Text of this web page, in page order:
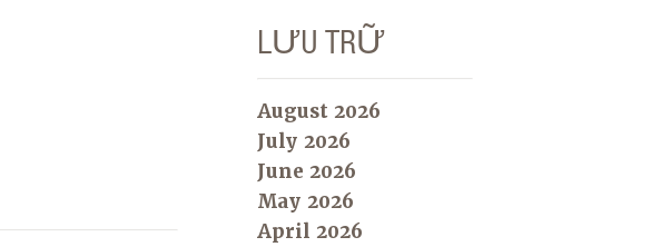
LƯU TRỮ
August 2026
July 2026
June 2026
May 2026
April 2026